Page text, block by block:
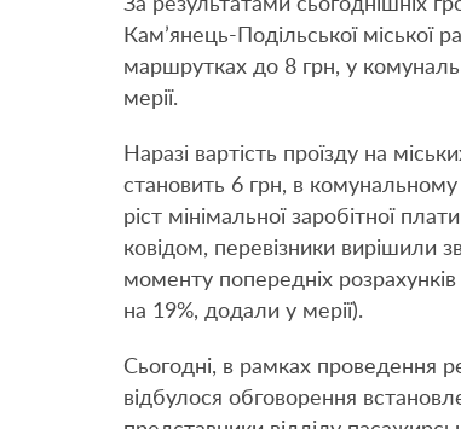
Кам’янець-Подільської міської
маршрутках до 8 грн, у
мерії.
Наразі вартість проїзду на
становить 6 грн, в
ріст мінімальної заробітної
ковідом, перевізники вирішили
моменту попередніх
на 19%, додали у мерії).
Сьогодні, в рамках проведення
відбулося обговорення